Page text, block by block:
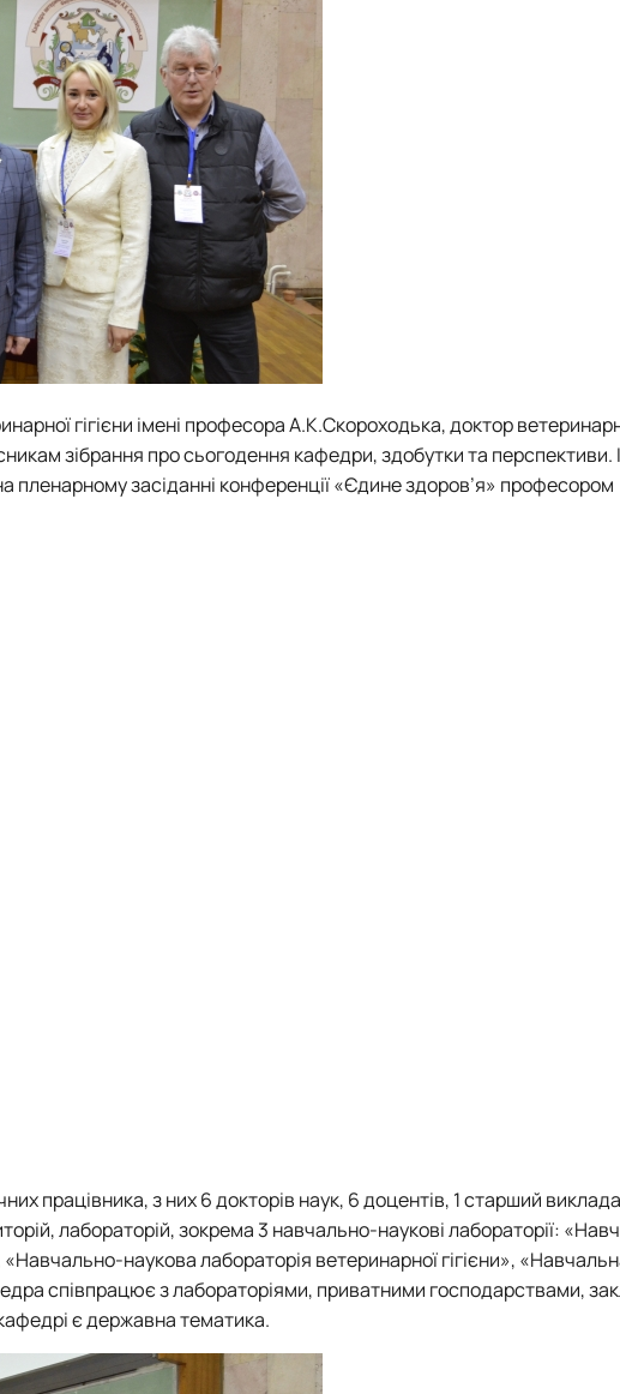
гігієни імені професора А.К.Скороходька, доктор
зібрання про сьогодення кафедри, здобутки та перспективи.
пленарному засіданні конференції «Єдине здоров’я» професором
працівника, з них 6 докторів наук, 6 доцентів, 1 старший
лабораторій, зокрема 3 навчально-наукові лабораторії:
«Навчально-наукова лабораторія ветеринарної гігієни»,
співпрацює з лабораторіями, приватними господарствами,
є державна тематика.